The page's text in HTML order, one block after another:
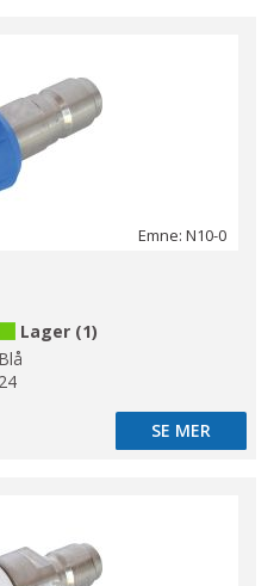
Emne: N10-0
Lager (1)
Blå
24
SE MER
SE MER